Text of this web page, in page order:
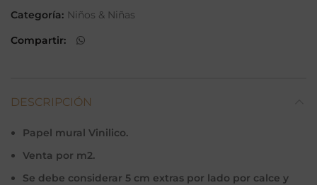
Categoría: Niños & Niñas
Compartir
DESCRIPCIÓN
Papel mural Vinilico.
Venta por m2.
Se debe considerar 5 cm extras por lado por calce y